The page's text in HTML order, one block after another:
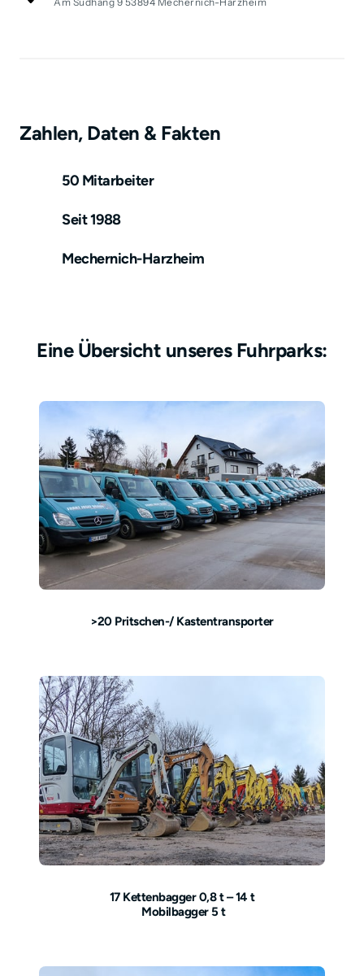
Zahlen, Daten & Fakten
50 Mitarbeiter
Seit 1988
Mechernich-Harzheim
Eine Übersicht unseres Fuhrparks:
>20 Pritschen-/ Kastentransporter
17 Kettenbagger 0,8 t – 14 t
Mobilbagger 5 t